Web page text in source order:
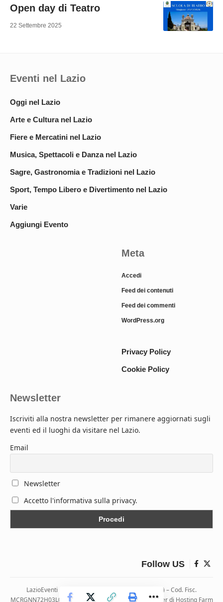
Open day di Teatro
22 Settembre 2025
Eventi nel Lazio
Oggi nel Lazio
Arte e Cultura nel Lazio
Fiere e Mercatini nel Lazio
Musica, Spettacoli e Danza nel Lazio
Sagre, Gastronomia e Tradizioni nel Lazio
Sport, Tempo Libero e Divertimento nel Lazio
Varie
Aggiungi Evento
Meta
Accedi
Feed dei contenuti
Feed dei commenti
WordPress.org
Privacy Policy
Cookie Policy
Newsletter
Iscriviti alla nostra newsletter per rimanere aggiornati sugli
eventi ed il luoghi da visitare nel Lazio.
Email
Newsletter
Accetto l'informativa sulla privacy.
Follow US
LazioEventi – Via Monticelli, 9 04026 Minturno (LT) – Cod. Fisc.
MCRGNN72H03L083H | Hosting ospitato presso i server di Hosting Farm